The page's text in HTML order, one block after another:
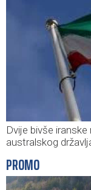
Dvije bivše
australskog
PROMO